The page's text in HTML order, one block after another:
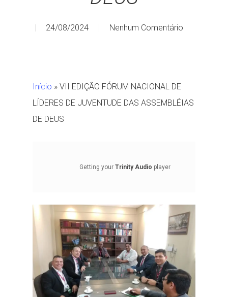
24/08/2024 Nenhum Comentário
Início » VII EDIÇÃO FÓRUM NACIONAL DE
LÍDERES DE JUVENTUDE DAS ASSEMBLÉIAS
DE DEUS
Getting your Trinity Audio player
ready...